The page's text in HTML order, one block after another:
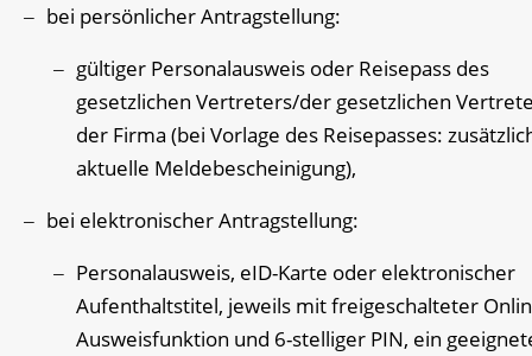
bei persönlicher Antragstellung:
gültiger Personalausweis oder Reisepass des
gesetzlichen Vertreters/der gesetzlichen
der Firma (bei Vorlage des Reisepasses:
aktuelle Meldebescheinigung),
bei elektronischer Antragstellung:
Personalausweis, eID-Karte oder elektronischer
Aufenthaltstitel, jeweils mit freigeschalteter
Ausweisfunktion und 6-stelliger PIN, ein